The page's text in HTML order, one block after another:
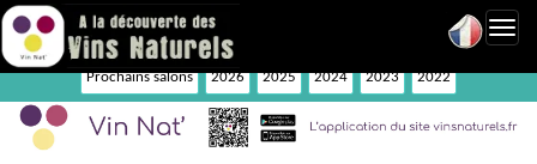
Prochains salons 2026 2025 2024 2023 2022